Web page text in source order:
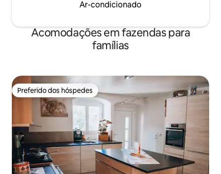
Ar-condicionado
Acomodações em fazendas para
famílias
Preferido dos hóspedes
Preferido dos hóspedes